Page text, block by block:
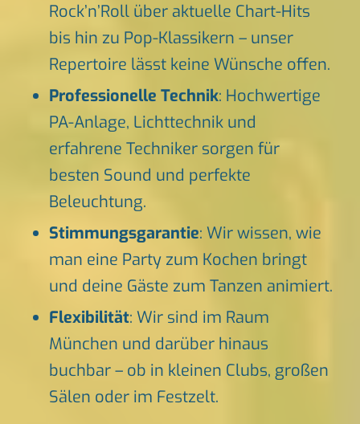
Rock’n’Roll über aktuelle Chart-Hits
bis hin zu Pop-Klassikern – unser
Repertoire lässt keine Wünsche offen.
Professionelle Technik: Hochwertige
PA-Anlage, Lichttechnik und
erfahrene Techniker sorgen für
besten Sound und perfekte
Beleuchtung.
Stimmungsgarantie: Wir wissen, wie
man eine Party zum Kochen bringt
und deine Gäste zum Tanzen animiert.
Flexibilität: Wir sind im Raum
München und darüber hinaus
buchbar – ob in kleinen Clubs, großen
Sälen oder im Festzelt.